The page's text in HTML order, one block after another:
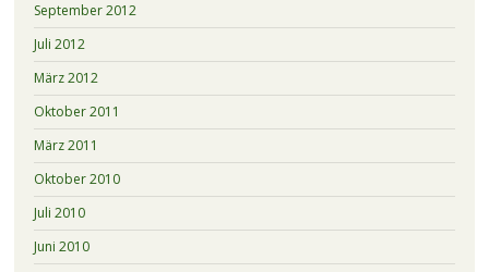
September 2012
Juli 2012
März 2012
Oktober 2011
März 2011
Oktober 2010
Juli 2010
Juni 2010